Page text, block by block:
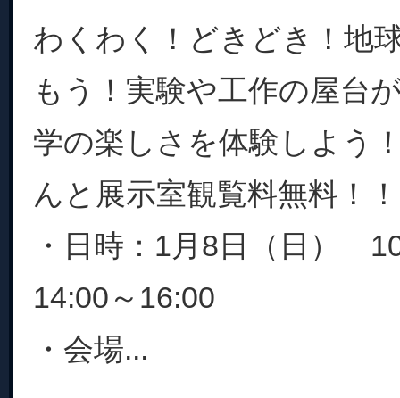
わくわく！どきどき！地
もう！実験や工作の屋台
学の楽しさを体験しよう
んと展示室観覧料無料！！
・日時：1月8日（日）
14:00～16:00
・会場...